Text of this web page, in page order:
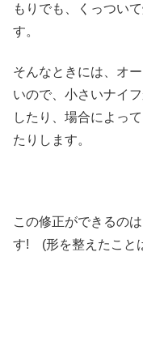
もりでも、くっつい
す。
そんなときには、オ
いので、小さいナイ
したり、場合によっ
たりします。
この修正ができるの
す! (形を整えたこと